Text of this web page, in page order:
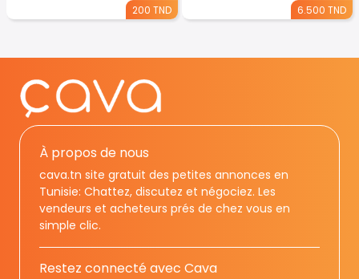
200 TND 6.500 TND
À propos de nous
cava.tn site gratuit des petites annonces en
Tunisie: Chattez, discutez et négociez. Les
vendeurs et acheteurs prés de chez vous en
simple clic.
Restez connecté avec Cava